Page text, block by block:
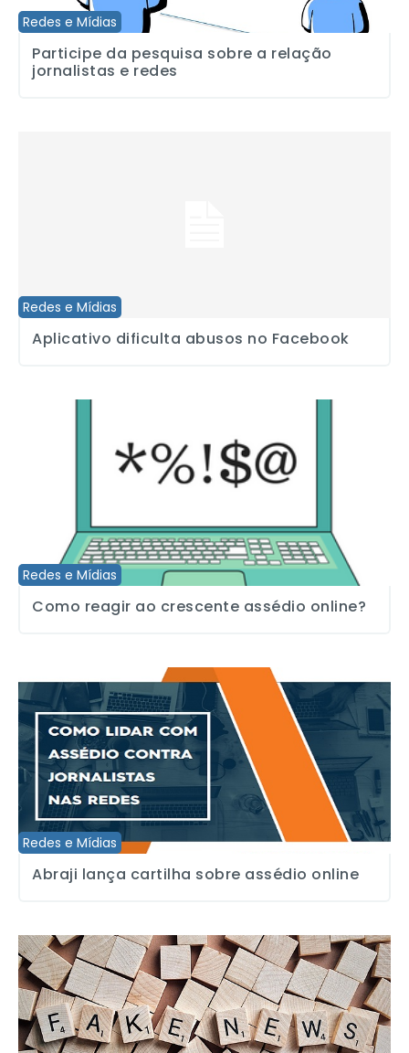
Redes e Mídias
Participe da pesquisa sobre a relação
jornalistas e redes
Redes e Mídias
Aplicativo dificulta abusos no Facebook
Redes e Mídias
Como reagir ao crescente assédio online?
Redes e Mídias
Abraji lança cartilha sobre assédio online
Abraji lança cartilha sobre assédio online
TSE: fake news podem colocar eleições em risco